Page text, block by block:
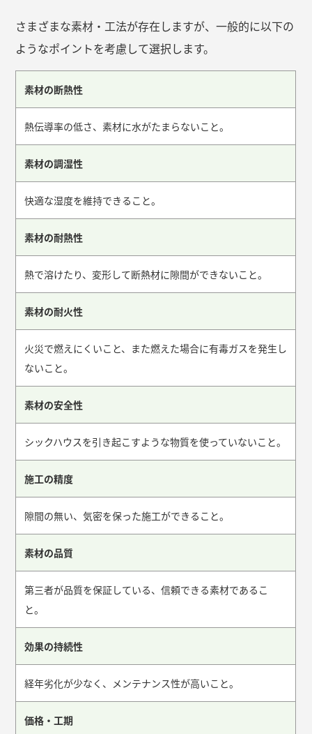
さまざまな素材・工法が存在しますが、一般的に以下の
ようなポイントを考慮して選択します。
素材の断熱性
熱伝導率の低さ、素材に水がたまらないこと。
素材の調湿性
快適な湿度を維持できること。
素材の耐熱性
熱で溶けたり、変形して断熱材に隙間ができないこと。
素材の耐火性
火災で燃えにくいこと、また燃えた場合に有毒ガスを発生し
ないこと。
素材の安全性
シックハウスを引き起こすような物質を使っていないこと。
施工の精度
隙間の無い、気密を保った施工ができること。
素材の品質
第三者が品質を保証している、信頼できる素材であるこ
と。
効果の持続性
経年劣化が少なく、メンテナンス性が高いこと。
価格・工期